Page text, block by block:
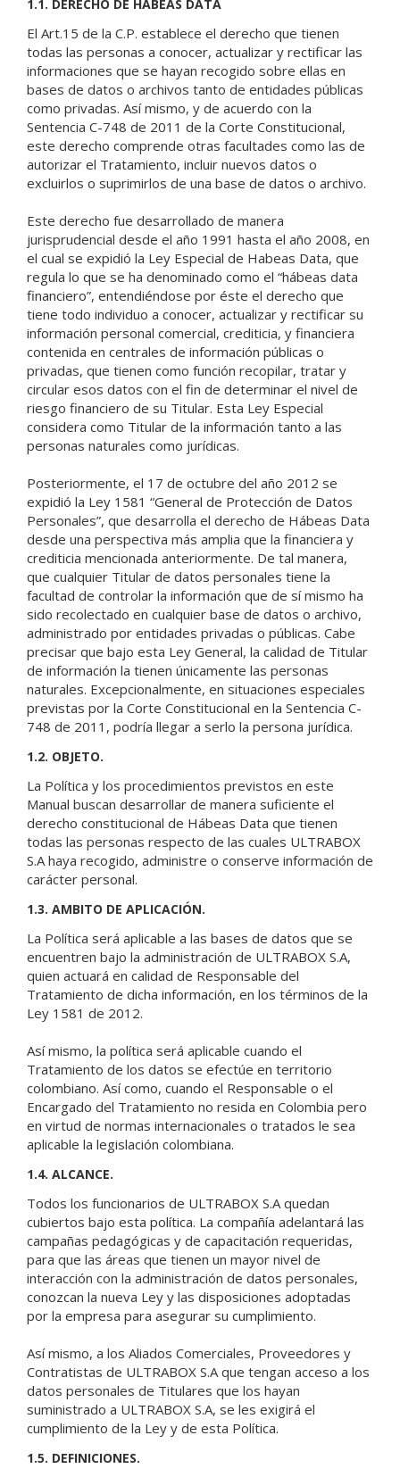
1.1. DERECHO DE HABEAS DATA
El Art.15 de la C.P. establece el derecho que tienen
todas las personas a conocer, actualizar y rectificar las
informaciones que se hayan recogido sobre ellas en
bases de datos o archivos tanto de entidades públicas
como privadas. Así mismo, y de acuerdo con la
Sentencia C-748 de 2011 de la Corte Constitucional,
este derecho comprende otras facultades como las de
autorizar el Tratamiento, incluir nuevos datos o
excluirlos o suprimirlos de una base de datos o archivo.
Este derecho fue desarrollado de manera
jurisprudencial desde el año 1991 hasta el año 2008, en
el cual se expidió la Ley Especial de Habeas Data, que
regula lo que se ha denominado como el “hábeas data
financiero”, entendiéndose por éste el derecho que
tiene todo individuo a conocer, actualizar y rectificar su
información personal comercial, crediticia, y financiera
contenida en centrales de información públicas o
privadas, que tienen como función recopilar, tratar y
circular esos datos con el fin de determinar el nivel de
riesgo financiero de su Titular. Esta Ley Especial
considera como Titular de la información tanto a las
personas naturales como jurídicas.
Posteriormente, el 17 de octubre del año 2012 se
expidió la Ley 1581 “General de Protección de Datos
Personales”, que desarrolla el derecho de Hábeas Data
desde una perspectiva más amplia que la financiera y
crediticia mencionada anteriormente. De tal manera,
que cualquier Titular de datos personales tiene la
facultad de controlar la información que de sí mismo ha
sido recolectado en cualquier base de datos o archivo,
administrado por entidades privadas o públicas. Cabe
precisar que bajo esta Ley General, la calidad de Titular
de información la tienen únicamente las personas
naturales. Excepcionalmente, en situaciones especiales
previstas por la Corte Constitucional en la Sentencia C-
748 de 2011, podría llegar a serlo la persona jurídica.
1.2. OBJETO.
La Política y los procedimientos previstos en este
Manual buscan desarrollar de manera suficiente el
derecho constitucional de Hábeas Data que tienen
todas las personas respecto de las cuales ULTRABOX
S.A haya recogido, administre o conserve información de
carácter personal.
1.3. AMBITO DE APLICACIÓN.
La Política será aplicable a las bases de datos que se
encuentren bajo la administración de ULTRABOX S.A,
quien actuará en calidad de Responsable del
Tratamiento de dicha información, en los términos de la
Ley 1581 de 2012.
Así mismo, la política será aplicable cuando el
Tratamiento de los datos se efectúe en territorio
colombiano. Así como, cuando el Responsable o el
Encargado del Tratamiento no resida en Colombia pero
en virtud de normas internacionales o tratados le sea
aplicable la legislación colombiana.
1.4. ALCANCE.
Todos los funcionarios de ULTRABOX S.A quedan
cubiertos bajo esta política. La compañía adelantará las
campañas pedagógicas y de capacitación requeridas,
para que las áreas que tienen un mayor nivel de
interacción con la administración de datos personales,
conozcan la nueva Ley y las disposiciones adoptadas
por la empresa para asegurar su cumplimiento.
Así mismo, a los Aliados Comerciales, Proveedores y
Contratistas de ULTRABOX S.A que tengan acceso a los
datos personales de Titulares que los hayan
suministrado a ULTRABOX S.A, se les exigirá el
cumplimiento de la Ley y de esta Política.
1.5. DEFINICIONES.